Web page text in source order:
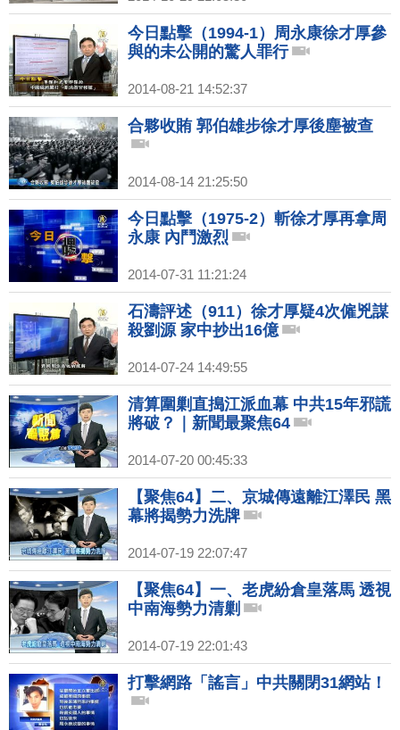
今日點擊（1994-1）周永康徐才厚參
與的未公開的驚人罪行
2014-08-21 14:52:37
合夥收賄 郭伯雄步徐才厚後塵被查
2014-08-14 21:25:50
今日點擊（1975-2）斬徐才厚再拿周
永康 內鬥激烈
2014-07-31 11:21:24
石濤評述（911）徐才厚疑4次僱兇謀
殺劉源 家中抄出16億
2014-07-24 14:49:55
清算圍剿直搗江派血幕 中共15年邪謊
將破？｜新聞最聚焦64
2014-07-20 00:45:33
【聚焦64】二、京城傳遠離江澤民 黑
幕將揭勢力洗牌
2014-07-19 22:07:47
【聚焦64】一、老虎紛倉皇落馬 透視
中南海勢力清剿
2014-07-19 22:01:43
打擊網路「謠言」中共關閉31網站！